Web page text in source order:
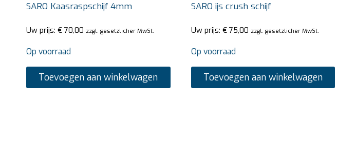
SARO Kaasraspschijf 4mm
Uw prijs: € 70,00 zzgl. gesetzlicher MwSt.
Op voorraad
Toevoegen aan winkelwagen
SARO ijs crush schijf
Uw prijs: €75,00 zzgl. gesetzlicher MwSt.
Op voorraad
Toevoegen aan winkelwagen